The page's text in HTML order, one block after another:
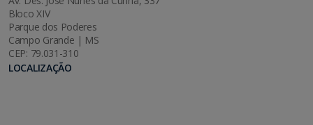
Bloco XIV
Parque dos Poderes
Campo Grande | MS
CEP: 79.031-310
LOCALIZAÇÃO